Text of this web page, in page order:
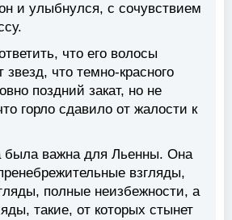
и улыбнулся, с сочувствием
что его волосы
что темно-красного
поздний закат, но не
горло сдавило от жалости к
была важна для Льенны. Она
взгляды,
полные неизбежности, а
такие, от которых стынет